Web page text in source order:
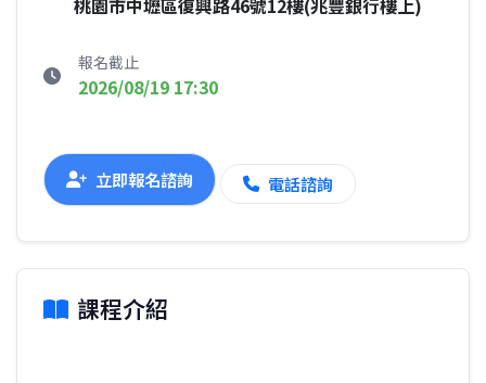
桃園市中壢區復興路46號12樓(兆豐銀行樓上)
報名截止
2026/08/19 17:30
立即報名諮詢 電話諮詢
課程介紹